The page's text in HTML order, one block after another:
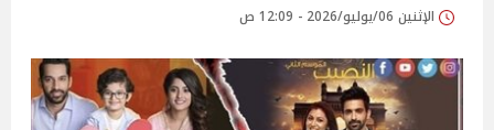
الإثنين 06/يوليو/2026 - 12:09 ص